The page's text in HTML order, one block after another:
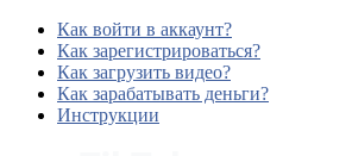
Как войти в аккаунт?
Как зарегистрироваться?
Как загрузить видео?
Как зарабатывать деньги?
Инструкции